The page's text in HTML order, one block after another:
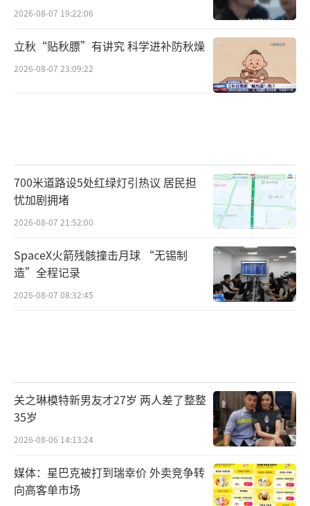
2026-08-07 19:22:06
立秋“贴秋膘”有讲究 科学进补防秋燥
2026-08-07 23:09:22
700米道路设5处红绿灯引热议 居民担
忧加剧拥堵
2026-08-07 21:52:00
SpaceX火箭残骸撞击月球 “无锡制
造”全程记录
2026-08-07 08:32:45
关之琳模特新男友才27岁 两人差了整整
35岁
2026-08-06 14:13:24
媒体：星巴克被打到瑞幸价 外卖竞争转
向高客单市场